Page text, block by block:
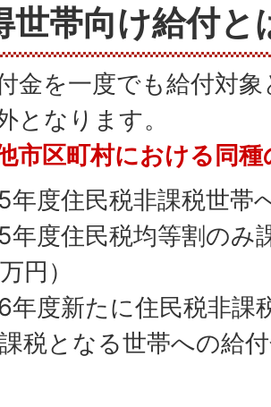
世帯向け給付と
金を一度でも給付対
となります。
市区町村における同
年度住民税非課税世帯
年度住民税均等割のみ
円）
年度新たに住民税非課
税となる世帯への給